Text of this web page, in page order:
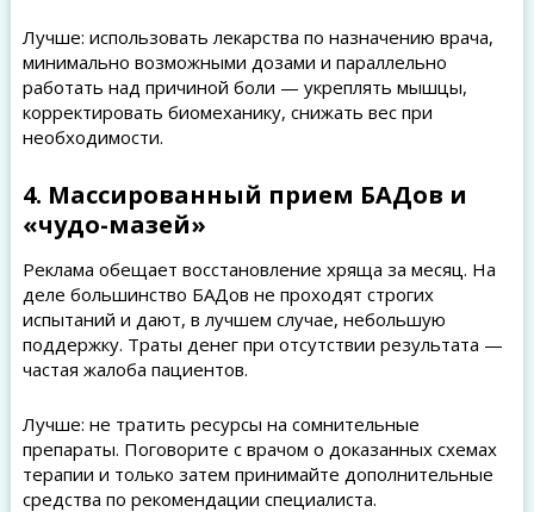
Лучше: использовать лекарства по назначению врача,
минимально возможными дозами и параллельно
работать над причиной боли — укреплять мышцы,
корректировать биомеханику, снижать вес при
необходимости.
4. Массированный прием БАДов и
«чудо-мазей»
Реклама обещает восстановление хряща за месяц. На
деле большинство БАДов не проходят строгих
испытаний и дают, в лучшем случае, небольшую
поддержку. Траты денег при отсутствии результата —
частая жалоба пациентов.
Лучше: не тратить ресурсы на сомнительные
препараты. Поговорите с врачом о доказанных схемах
терапии и только затем принимайте дополнительные
средства по рекомендации специалиста.